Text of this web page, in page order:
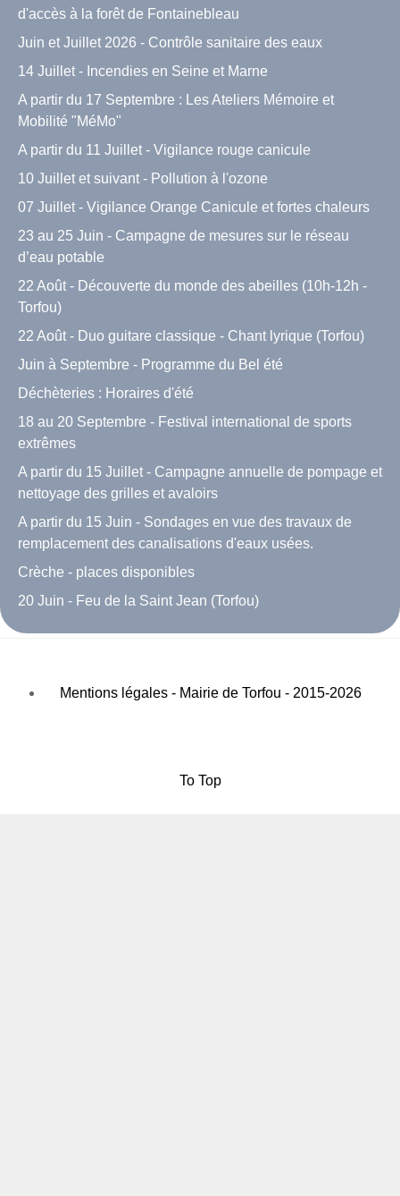
d'accès à la forêt de Fontainebleau
Juin et Juillet 2026 - Contrôle sanitaire des eaux
14 Juillet - Incendies en Seine et Marne
A partir du 17 Septembre : Les Ateliers Mémoire et
Mobilité "MéMo"
A partir du 11 Juillet - Vigilance rouge canicule
10 Juillet et suivant - Pollution à l'ozone
07 Juillet - Vigilance Orange Canicule et fortes chaleurs
23 au 25 Juin - Campagne de mesures sur le réseau
d’eau potable
22 Août - Découverte du monde des abeilles (10h-12h -
Torfou)
22 Août - Duo guitare classique - Chant lyrique (Torfou)
Juin à Septembre - Programme du Bel été
Déchèteries : Horaires d'été
18 au 20 Septembre - Festival international de sports
extrêmes
A partir du 15 Juillet - Campagne annuelle de pompage et
nettoyage des grilles et avaloirs
A partir du 15 Juin - Sondages en vue des travaux de
remplacement des canalisations d'eaux usées.
Crèche - places disponibles
20 Juin - Feu de la Saint Jean (Torfou)
Mentions légales - Mairie de Torfou - 2015-2026
To Top